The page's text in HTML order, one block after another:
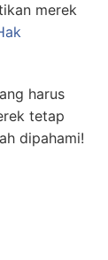
merek
harus
tetap
dipahami!